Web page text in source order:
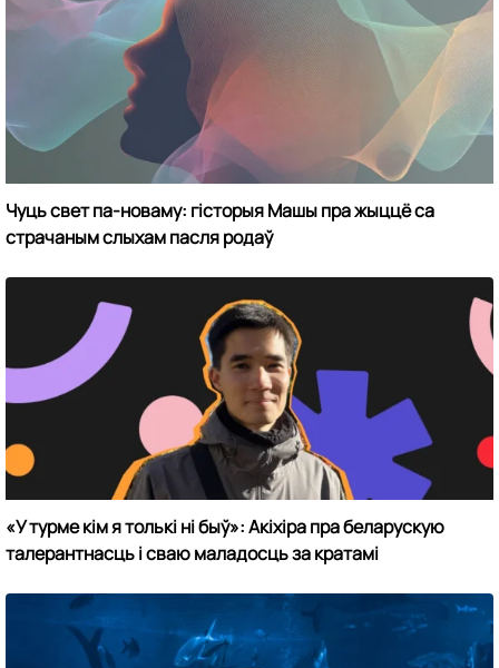
Чуць свет па-новаму: гісторыя Машы пра жыццё са
страчаным слыхам пасля родаў
«У турме кім я толькі ні быў»: Акіхіра пра беларускую
талерантнасць і сваю маладосць за кратамі